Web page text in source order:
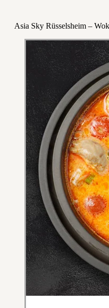
Asia Sky Rüsselsheim –